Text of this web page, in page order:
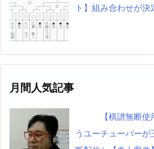
ト】組み合わせが決
月間人気記事
【棋譜無断
うユーチューバー